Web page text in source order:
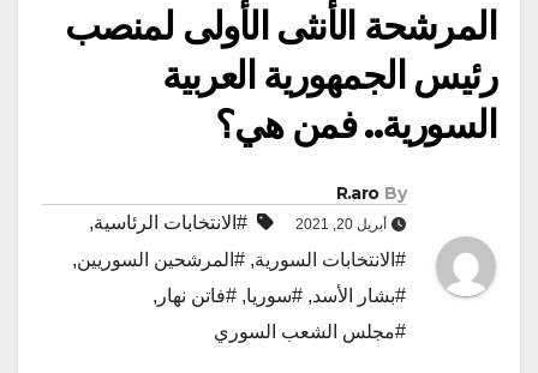
المرشحة الأنثى الأولى لمنصب
رئيس الجمهورية العربية
السورية.. فمن هي؟
By
R.aro
أبريل 20, 2021 #الانتخابات الرئاسية,
#الانتخابات السورية, #المرشحين السوريين,
#بشار الأسد, #سوريا, #فاتن نهار ,
#مجلس الشعب السوري